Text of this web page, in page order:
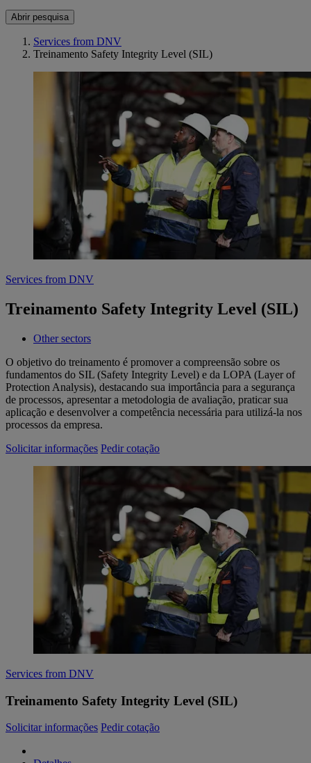
Abrir pesquisa
Services from DNV
Treinamento Safety Integrity Level (SIL)
Services from DNV
Treinamento Safety Integrity Level (SIL)
Other sectors
O objetivo do treinamento é promover a compreensão sobre os
fundamentos do SIL (Safety Integrity Level) e da LOPA (Layer of
Protection Analysis), destacando sua importância para a segurança
de processos, apresentar a metodologia de avaliação, praticar sua
aplicação e desenvolver a competência necessária para utilizá-la nos
processos da empresa.
Solicitar informações Pedir cotação
Services from DNV
Treinamento Safety Integrity Level (SIL)
Solicitar informações Pedir cotação